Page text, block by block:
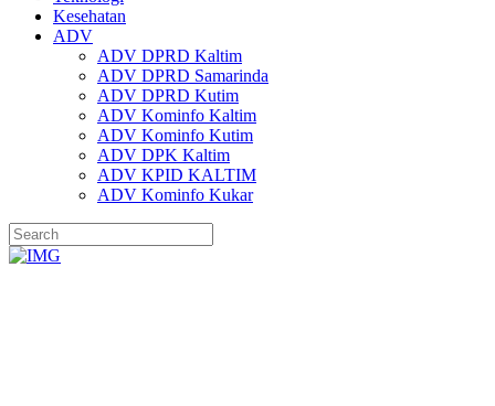
Kesehatan
ADV
ADV DPRD Kaltim
ADV DPRD Samarinda
ADV DPRD Kutim
ADV Kominfo Kaltim
ADV Kominfo Kutim
ADV DPK Kaltim
ADV KPID KALTIM
ADV Kominfo Kukar